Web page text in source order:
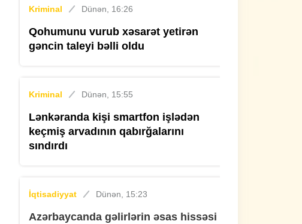
Kriminal Dünən, 16:26
Qohumunu vurub xəsarət yetirən
gəncin taleyi bəlli oldu
Kriminal Dünən, 15:55
Lənkəranda kişi smartfon işlədən
keçmiş arvadının qabırğalarını
sındırdı
İqtisadiyyat Dünən, 15:23
Azərbaycanda gəlirlərin əsas hissəsi